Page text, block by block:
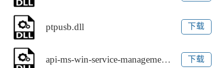
ptpusb.dll 下载
api-ms-win-service-management-l1-1-0.dll 下载